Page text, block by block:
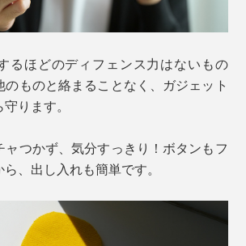
るほどのディフェンス力はないもの
ものと絡まることなく、ガジェット
ります。
ャつかず、気分すっきり！ボタンもフ
、出し入れも簡単です。